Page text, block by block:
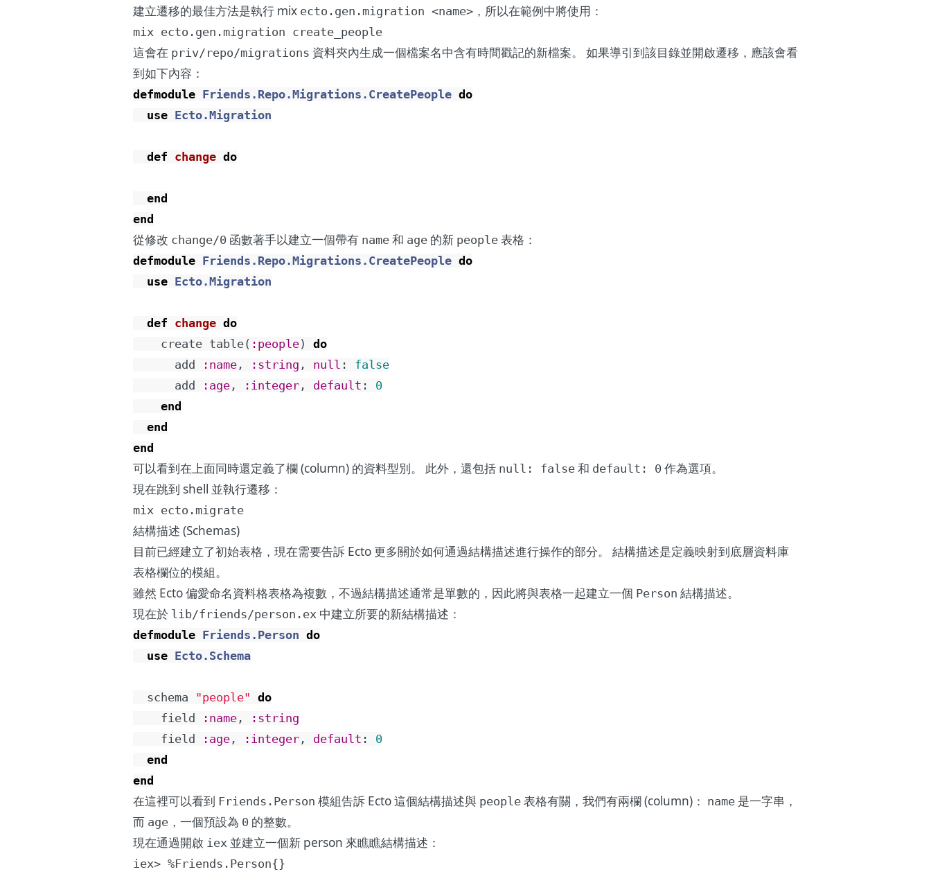
建立遷移的最佳方法是執行 mix ecto.gen.migration <name> ，所以在範例中將使用：
mix ecto.gen.migration create_people
這會在 priv/repo/migrations 資料夾內生成一個檔案名中含有時間戳記的新檔案。 如果導引到該目錄並開啟遷移，應該會看
到如下內容：
defmodule Friends.Repo.Migrations.CreatePeople do
use Ecto.Migration
def change do
end
end
從修改 change/0 函數著手以建立一個帶有 name 和 age 的新 people 表格：
defmodule Friends.Repo.Migrations.CreatePeople do
use Ecto.Migration
def change do
create table( :people)
do
add
:name , :string , null :
false
add
:age , :integer , default :
0
end
end
end
可以看到在上面同時還定義了欄 (column) 的資料型別。 此外，還包括 null: false 和 default: 0 作為選項。
現在跳到 shell 並執行遷移：
mix ecto.migrate
結構描述 (Schemas)
目前已經建立了初始表格，現在需要告訴 Ecto 更多關於如何通過結構描述進行操作的部分。 結構描述是定義映射到底層資料庫
表格欄位的模組。
雖然 Ecto 偏愛命名資料格表格為複數，不過結構描述通常是單數的，因此將與表格一起建立一個 Person 結構描述。
現在於 lib/friends/person.ex 中建立所要的新結構描述：
defmodule Friends.Person do
use Ecto.Schema
schema "people" do
field
:name ,
:string
field
:age , :integer , default :
0
end
end
在這裡可以看到 Friends.Person 模組告訴 Ecto 這個結構描述與 people 表格有關，我們有兩欄 (column)： name 是一字串，
而 age ，一個預設為 0 的整數。
現在通過開啟 iex 並建立一個新 person 來瞧瞧結構描述：
iex> %Friends.Person{}